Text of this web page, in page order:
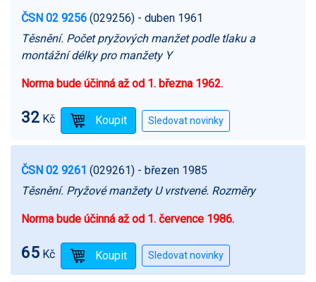
ČSN 02 9256 (029256) - duben 1961
Těsnění. Počet pryžových manžet podle tlaku a
montážní délky pro manžety Y
Norma bude účinná až od 1. března 1962.
32 Kč
ČSN 02 9261 (029261) - březen 1985
Těsnění. Pryžové manžety U vrstvené. Rozměry
Norma bude účinná až od 1. července 1986.
65 Kč